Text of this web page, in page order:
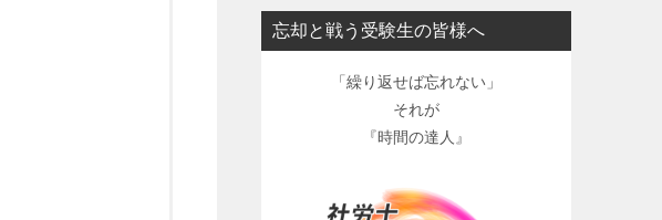
忘却と戦う受験生の皆様へ
「繰り返せば忘れない」
それが
『時間の達人』